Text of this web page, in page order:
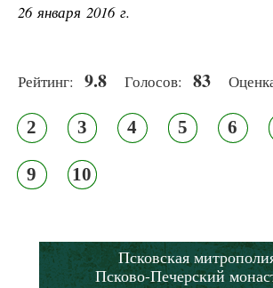
26 января 2016 г.
Рейтинг: 9.8 Голосов: 83
2 3 4 5 6
9 10
Псковская
Псково-Печерский